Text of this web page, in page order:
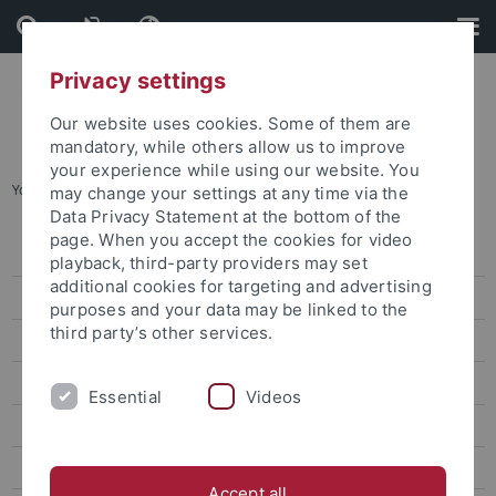
Skip
to
content
Skip
to
footer
You are here: Startseite ... Kinderbetreuung
Policies - Strategien
Service
Studieren mit Kind in Tübingen
Studentischer Mutterschutz
Arbeiten mit Kind
Privacy settings
Our website uses cookies. Some of them are
mandatory, while others allow us to improve
your experience while using our website. You
may change your settings at any time via the
Data Privacy Statement at the bottom of the
page. When you accept the cookies for video
playback, third-party providers may set
additional cookies for targeting and advertising
purposes and your data may be linked to the
third party’s other services.
Essential Videos